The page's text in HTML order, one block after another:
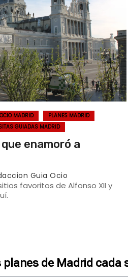
MADRID
PLANES MADRID
GUIADAS MADRID
enamoró a
Guia Ocio
favoritos de Alfonso XII y
planes de Madrid cada